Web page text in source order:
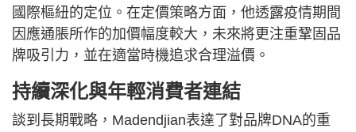
國際樞紐的定位。在定價策略方面，他透露疫情期間
因應通脹所作的加價幅度較大，未來將更注重鞏固品
牌吸引力，並在適當時機追求合理溢價。
持續深化與年輕消費者連結
談到長期戰略，Madendjian表達了對品牌DNA的重